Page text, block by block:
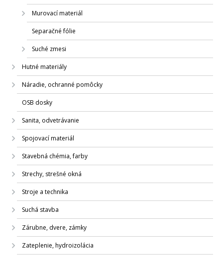
Murovací materiál
Separačné fólie
Suché zmesi
Hutné materiály
Náradie, ochranné pomôcky
OSB dosky
Sanita, odvetrávanie
Spojovací materiál
Stavebná chémia, farby
Strechy, strešné okná
Stroje a technika
Suchá stavba
Zárubne, dvere, zámky
Zateplenie, hydroizolácia